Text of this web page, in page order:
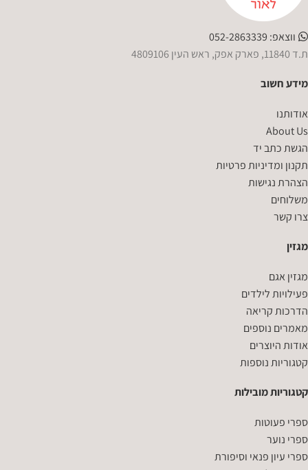
ווצאפ: 052-2863339
ת.ד 11840, פארק אפק, ראש העין 4809106
מידע חשוב
אודותנו
About Us
הגשת כתב יד
תקנון ומדיניות פרטיות
הצהרת נגישות
משלוחים
צרו קשר
מגזין
מגזין אגם
פעילויות לילדים
הדרכות קריאה
מאמרים נוספים
אודות היוצרים
קטגוריות נוספות
קטגוריות מובילות
ספרי פעוטות
ספרי נוער
ספרי עיון פנאי וסיפורת